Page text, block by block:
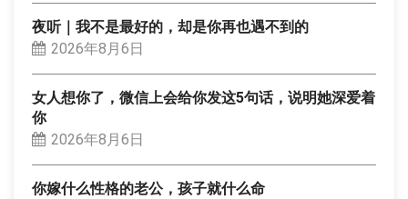
夜听｜我不是最好的，却是你再也遇不到的
2026年8月6日
女人想你了，微信上会给你发这5句话，说明她深爱着
你
2026年8月6日
你嫁什么性格的老公，孩子就什么命